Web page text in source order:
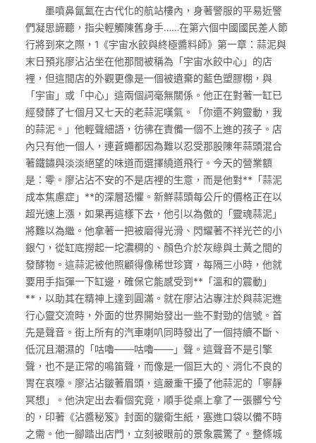
墨噴鼻氤氳在古代化的航站樓內，身著警服的平易近警
們凝思諦聽，指尖輕觸陳舊身手……在第六個中國國民差人節
行將到來之際，1《宇宙水餃與終極醬料師》第一章：蒜泥與
末日預兆廖沾沾坐在他那間被稱為「宇宙水餃中心」的店
裡，但這間店的外觀更像是一個被遺棄的藍色塑膠棚，與
「宇宙」或「中心」這兩個詞毫無關係。他正在對著一缸已
經發酵了七個月又七天的老蒜泥嘆氣。「你還不夠靈動，我
的蒜泥。」他輕聲細語，彷彿在責備一個不上進的孩子。店
內只有他一個人，連蒼蠅都因為難以忍受那股陳年蒜頭混合
著鐵鏽與淡淡絕望的味道而選擇繞道飛行。今天的營業額
是：零。廖沾沾不安的不是店裡的生意，而是他對**「蒜泥
成本焦慮症」**的深層恐懼。新鮮蒜頭每公斤的價格正在以
超光速上漲，如果再這樣下去，他引以為傲的「靈魂蒜泥」
將難以為繼。他拿著一把被磨得光滑、閃耀著不祥光芒的小
銀勺，從缸底撈起一坨濃稠的、顏色介於灰綠與土黃之間的
發酵物。這蒜泥被他照顧得像稀世珍寶，每隔三小時，他就
要用手指彈一下缸邊，確保它能感受到**「溫和的震動」
**，以助其在精神上達到圓滿。就在廖沾沾專注於與蒜泥進
行心靈交流時，外面的世界開始發出一些不對勁的信號。首
先是聲音。街上所有的汽車喇叭同時發出了一個持續不斷、
低沉且潮濕的「咕嚕——咕嚕——」聲。這聲音不是引擎
聲，也不是正常的鳴笛聲，而像是一個巨大的、消化不良的
胃在哀嚎。廖沾沾皺著眉頭，這嚴重干擾了他蒜泥的「寧靜
冥想」。他決定出去看個究竟，順手從桌上拿了一張髒兮兮
的，印著《沾醬秘笈》封面的皺衛生紙，塞進口袋以備不時
之需。他一腳踏出店門，立刻被眼前的景象震驚了。整條城